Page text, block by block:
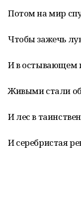
Потом на мир
Чтобы зажечь
И в остывающем
Живыми стали
И лес в
И серебристая